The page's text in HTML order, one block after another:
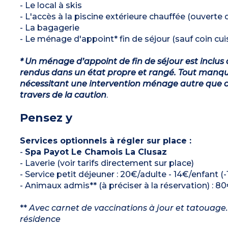
- Le local à skis
- L'accès à la piscine extérieure chauffée (ouverte
- La bagagerie
- Le ménage d'appoint* fin de séjour (sauf coin
* Un ménage d’appoint de fin de séjour est
rendus dans un état propre et rangé. Tout
nécessitant une intervention ménage autre que
travers de la caution.
Pensez y
Services optionnels à régler sur place :
- Spa Payot Le Chamois La Clusaz
- Laverie (voir tarifs directement sur place)
- Service petit déjeuner : 20€/adulte - 14€/enfant
- Animaux admis** (à préciser à la réservation) :
**Avec carnet de vaccinations à jour et
résidence